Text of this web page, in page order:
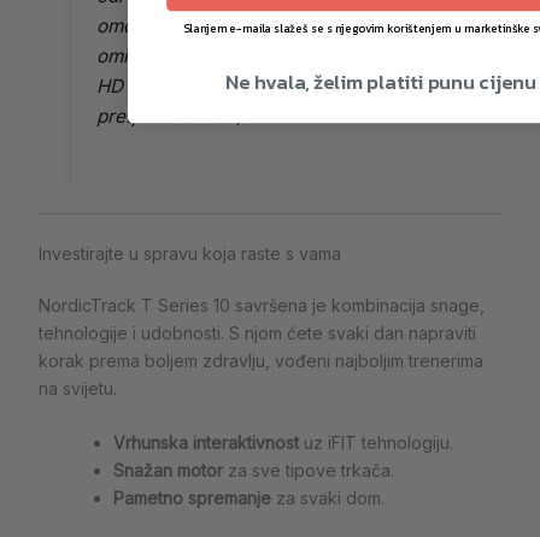
omogućuje da tijekom treninga pratite
omiljene sadržaje izravno na 10-inčnom
HD zaslonu trake (potrebna iFIT
pretplata i Wi-Fi).
Investirajte u spravu koja raste s vama
NordicTrack T Series 10 savršena je kombinacija snage,
tehnologije i udobnosti. S njom ćete svaki dan napraviti
korak prema boljem zdravlju, vođeni najboljim trenerima
na svijetu.
Vrhunska interaktivnost uz iFIT tehnologiju.
Snažan motor za sve tipove trkača.
Pametno spremanje za svaki dom.
Slanjem e-maila slažeš se s njegovim korištenjem u marketinške
Ne hvala, želim platiti punu cijenu